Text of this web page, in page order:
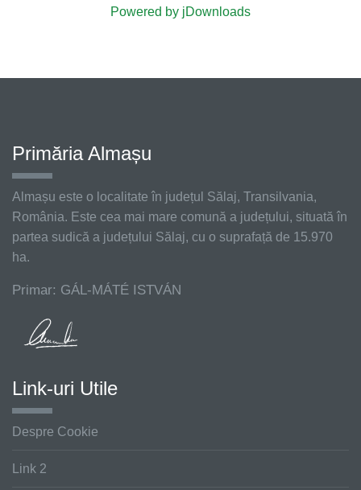
Powered by jDownloads
Primăria Almașu
Almașu este o localitate în județul Sălaj, Transilvania,
România. Este cea mai mare comună a județului, situată în
partea sudică a județului Sălaj, cu o suprafață de 15.970
ha.
Primar: GÁL-MÁTÉ ISTVÁN
Link-uri Utile
Despre Cookie
Link 2